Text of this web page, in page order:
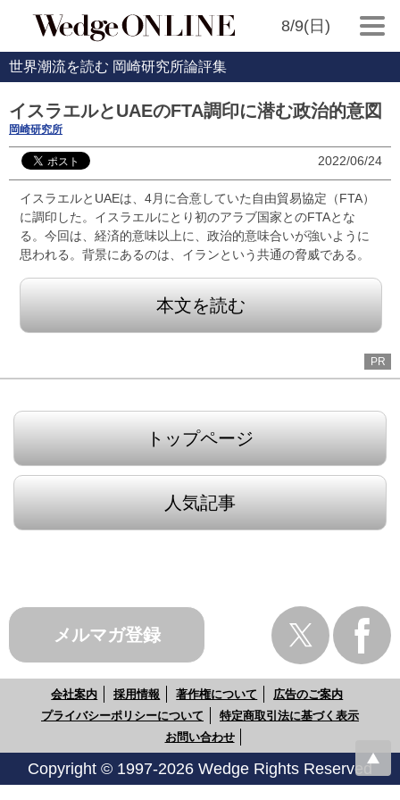
8/9(日)
世界潮流を読む 岡崎研究所論評集
イスラエルとUAEのFTA調印に潜む政治的意図
岡崎研究所
2022/06/24
イスラエルとUAEは、4月に合意していた自由貿易協定（FTA）
に調印した。イスラエルにとり初のアラブ国家とのFTAとな
る。今回は、経済的意味以上に、政治的意味合いが強いように
思われる。背景にあるのは、イランという共通の脅威である。
本文を読む
PR
トップページ
人気記事
メルマガ登録
会社案内 採用情報 著作権について
広告のご案内
プライバシーポリシーについて
特定商取引法に基づく表示
お問い合わせ
Copyright © 1997-2026 Wedge Rights Reserved